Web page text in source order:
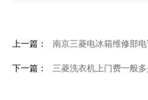
上一篇： 南京三菱电冰箱维修部电话号码_如何快速去除冰
下一篇： 三菱洗衣机上门费一般多少钱/幂